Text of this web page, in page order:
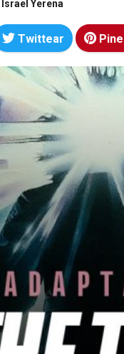
Israel Yerena
Twittear